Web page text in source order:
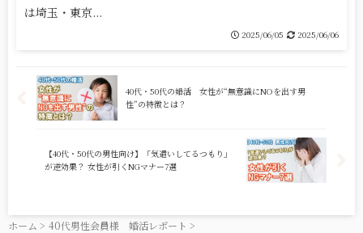
は埼玉・東京...
2025/06/05 2025/06/06
40代・50代の婚活 女性が“無意識にNOを出す男
性”の特徴とは？
【40代・50代の男性向け】「気遣いしてるつもり」
が逆効果？ 女性が引くNGマナー7選
ホーム > 40代男性会員様 婚活レポート >